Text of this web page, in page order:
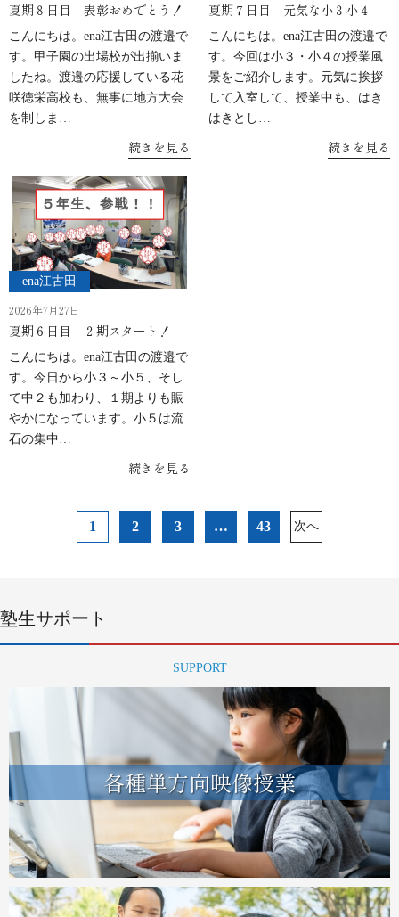
夏期８日目 表彰おめでとう！
こんにちは。ena江古田の渡邉で
す。甲子園の出場校が出揃いま
したね。渡邉の応援している花
咲徳栄高校も、無事に地方大会
を制しま…
続きを見る
夏期７日目 元気な小３小４
こんにちは。ena江古田の渡邉で
す。今回は小３・小４の授業風
景をご紹介します。元気に挨拶
して入室して、授業中も、はき
はきとし…
続きを見る
ena江古田
2026年7月27日
夏期６日目 ２期スタート！
こんにちは。ena江古田の渡邉で
す。今日から小３～小５、そし
て中２も加わり、１期よりも賑
やかになっています。小５は流
石の集中…
続きを見る
ー
シ
1 2 3 … 43 次へ
塾生サポート
SUPPORT
各種単方向映像授業